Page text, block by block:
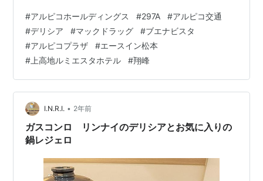
ス事業 アルピコホールディングス株式会社(297A)の2025
年3月期業績予想・進捗率 アルピコホールディングス株
式会社(297A)の株主優待 ブログをご覧頂き、ありがとう
ございます。 shousanshouuoは、 中小型バリュー株偏重
長期投資スタンス…
#アルピコホールディングス #297A #アルピコ交通
#デリシア #マックドラッグ #ブエナビスタ
#アルピコプラザ #エースイン松本
# 上高地ルミエスタホテル #翔峰
I.N.R.I. • 2年前
ガスコンロ リンナイのデリシアとお気に入りの
鍋レジェロ